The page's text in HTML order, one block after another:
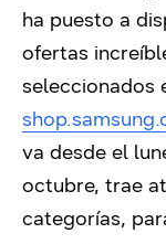
ha puesto a
ofertas
seleccionados
va desde el
octubre, trae
categorías,